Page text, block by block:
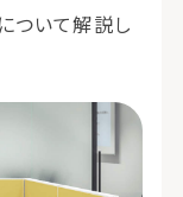
ついて解説し